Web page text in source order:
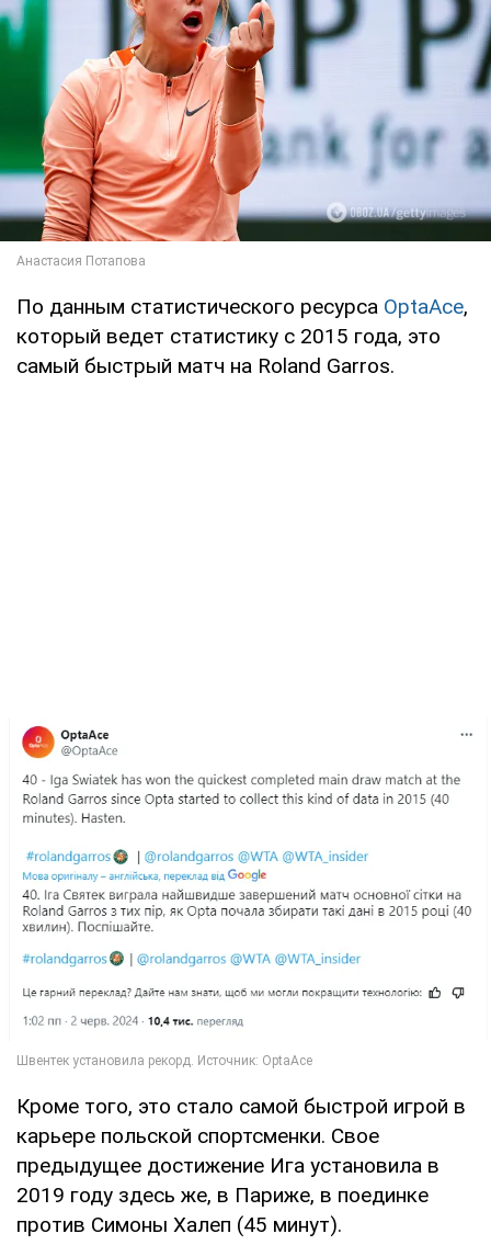
По данным статистического ресурса OptaAce,
который ведет статистику с 2015 года, это
самый быстрый матч на Roland Garros.
Кроме того, это стало самой быстрой игрой в
карьере польской спортсменки. Свое
предыдущее достижение Ига установила в
2019 году здесь же, в Париже, в поединке
против Симоны Халеп (45 минут).